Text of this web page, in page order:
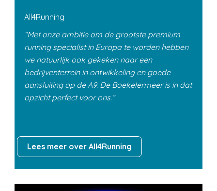
All4Running
Met onze ambitie om de grootste premium
running specialist in Europa te worden hebben
we natuurlijk ook gekeken naar een
bedrijventerrein in ontwikkeling en goede
aansluiting op de A9. De Boekelermeer is in dat
opzicht perfect voor ons.
Lees meer over All4Running